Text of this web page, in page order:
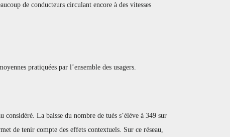
de conducteurs circulant encore à des vitesses
pratiquées par l’ensemble des usagers.
considéré. La baisse du nombre de tués s’élève à 349 sur
de tenir compte des effets contextuels. Sur ce réseau,